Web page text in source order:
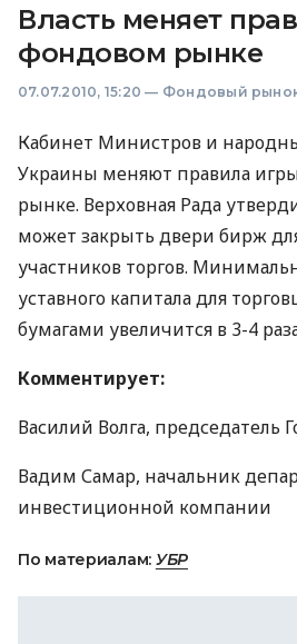
Власть меняет
фондовом рынке
07.07.2010, 15:20 — Фондовый
Кабинет Министров и
Украины меняют правила
рынке. Верховная Рада
может закрыть двери бирж
участников торгов.
уставного капитала для
бумагами увеличится в 3-4
Комментирует:
Василий Волга, председатель
Вадим Самар, начальник
инвестиционной компании
По материалам: УБР